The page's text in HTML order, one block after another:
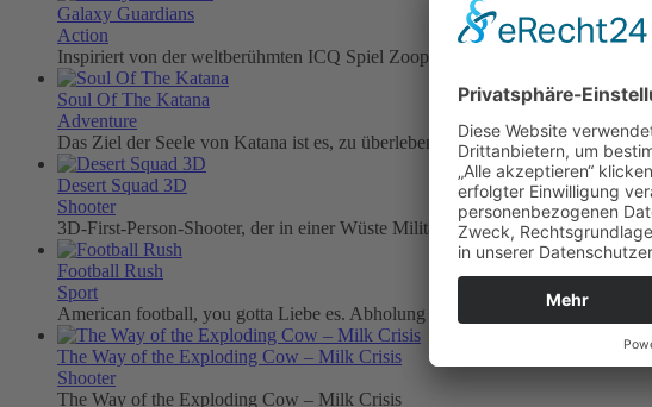
Galaxy Guardians
Action
Inspiriert von der weltberühmten ICQ Spiel Zoopaloola das BRANDNEUE
Soul Of The Katana
Adventure
Das Ziel der Seele von Katana ist es, zu überleben und nehmen Sie alle
Desert Squad 3D
Shooter
3D-First-Person-Shooter, der in einer Wüste Militärbasis, den Bereich und
Football Rush
Sport
American football, you gotta Liebe es. Abholung der ball und dodge, bash und
The Way of the Exploding Cow – Milk Crisis
Shooter
The Way of the Exploding Cow – Milk Crisis